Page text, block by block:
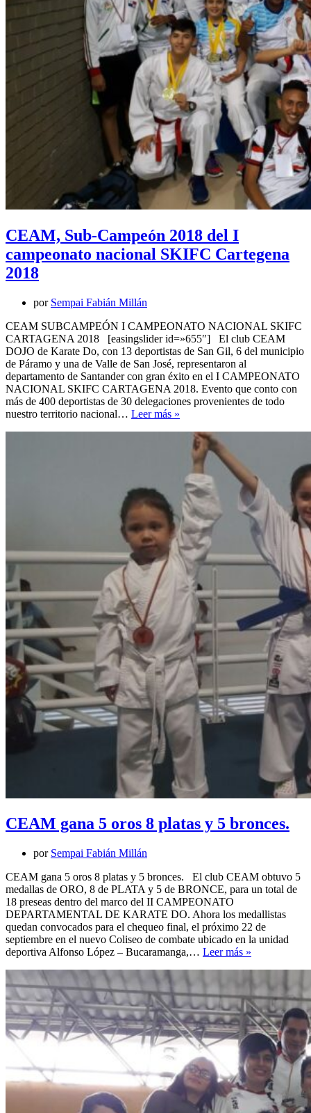
CEAM, Sub-Campeón 2018 del I
campeonato nacional SKIFC Cartegena
2018
por Sempai Fabián Millán
CEAM SUBCAMPEÓN I CAMPEONATO NACIONAL SKIFC
CARTAGENA 2018 [easingslider id=»655″] El club CEAM
DOJO de Karate Do, con 13 deportistas de San Gil, 6 del municipio
de Páramo y una de Valle de San José, representaron al
departamento de Santander con gran éxito en el I CAMPEONATO
NACIONAL SKIFC CARTAGENA 2018. Evento que conto con
más de 400 deportistas de 30 delegaciones provenientes de todo
nuestro territorio nacional… Leer más »
Campeón
2018
campeonato
nacional
SKIFC
Cartegena
2018
CEAM gana 5 oros 8 platas y 5 bronces.
por Sempai Fabián Millán
CEAM gana 5 oros 8 platas y 5 bronces. El club CEAM obtuvo 5
medallas de ORO, 8 de PLATA y 5 de BRONCE, para un total de
18 preseas dentro del marco del II CAMPEONATO
DEPARTAMENTAL DE KARATE DO. Ahora los medallistas
quedan convocados para el chequeo final, el próximo 22 de
septiembre en el nuevo Coliseo de combate ubicado en la unidad
deportiva Alfonso López – Bucaramanga,… Leer más »
oros
8
platas
y
bronces.